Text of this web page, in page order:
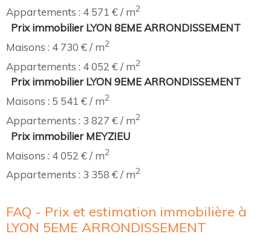
Appartements : 4 571 € / m2
Prix immobilier LYON 8EME ARRONDISSEMENT
Maisons : 4 730 € / m2
Appartements : 4 052 € / m2
Prix immobilier LYON 9EME ARRONDISSEMENT
Maisons : 5 541 € / m2
Appartements : 3 827 € / m2
Prix immobilier MEYZIEU
Maisons : 4 052 € / m2
Appartements : 3 358 € / m2
FAQ - Prix et estimation immobilière à
LYON 5EME ARRONDISSEMENT